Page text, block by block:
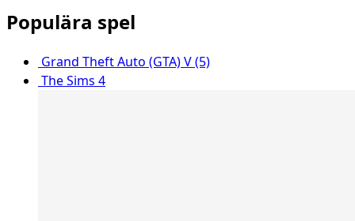
Populära spel
Grand Theft Auto (GTA) V (5)
The Sims 4